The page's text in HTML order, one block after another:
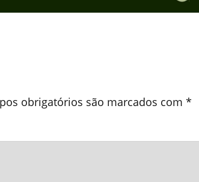
obrigatórios são marcados com *